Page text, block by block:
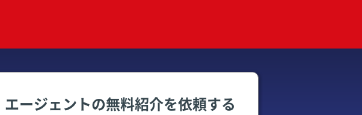
エージェントの無料紹介を依頼する